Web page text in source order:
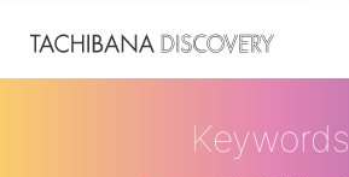
Keywords